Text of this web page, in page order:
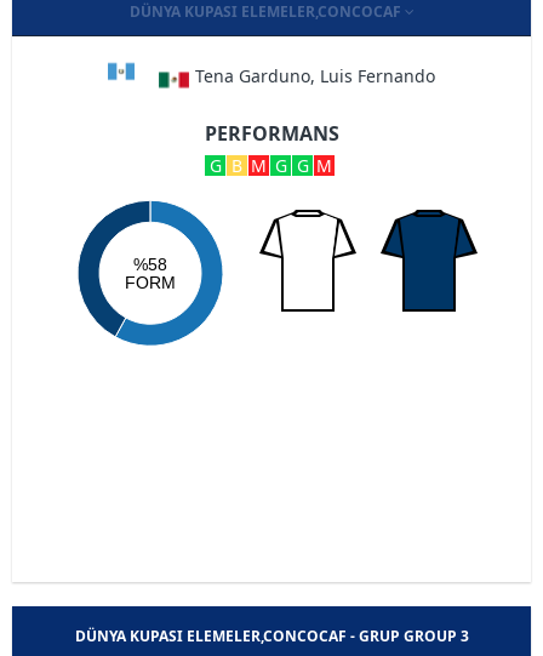
DÜNYA KUPASI ELEMELER,CONCOCAF
Tena Garduno, Luis Fernando
PERFORMANS
G B M G G M
%58
FORM
DÜNYA KUPASI ELEMELER,CONCOCAF - GRUP GROUP 3